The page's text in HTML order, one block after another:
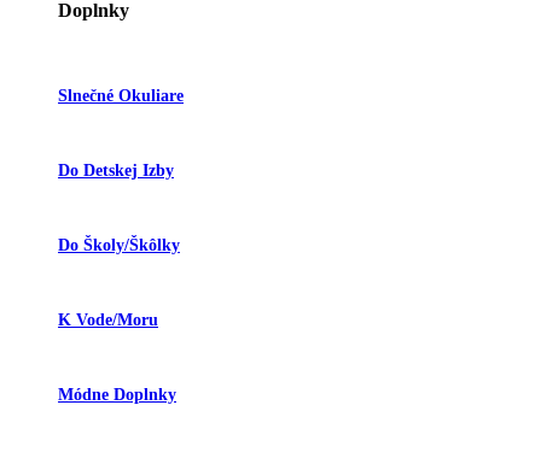
Doplnky
Slnečné Okuliare
Do Detskej Izby
Do Školy/škôlky
K Vode/moru
Módne Doplnky